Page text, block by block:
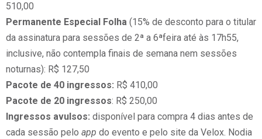
510,00
Permanente Especial Folha (15% de desconto para o titular
da assinatura para sessões de 2ª a 6ªfeira até às 17h55,
inclusive, não contempla finais de semana nem sessões
noturnas): R$ 127,50
Pacote de 40 ingressos: R$ 410,00
Pacote de 20 ingressos: R$ 250,00
Ingressos avulsos: disponível para compra 4 dias antes de
cada sessão pelo app do evento e pelo site da Velox. Nodia